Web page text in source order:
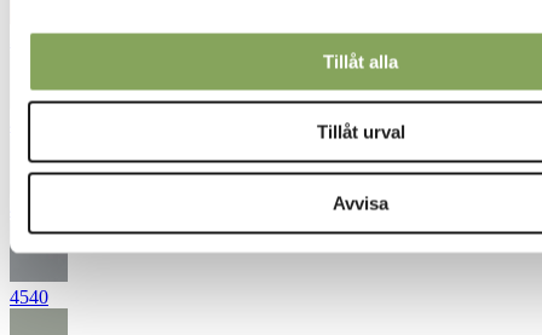
Tillåt alla
Tillåt urval
Avvisa
3132
4540